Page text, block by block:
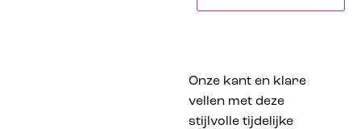
Onze kant en klare
vellen met deze
stijlvolle tijdelijke